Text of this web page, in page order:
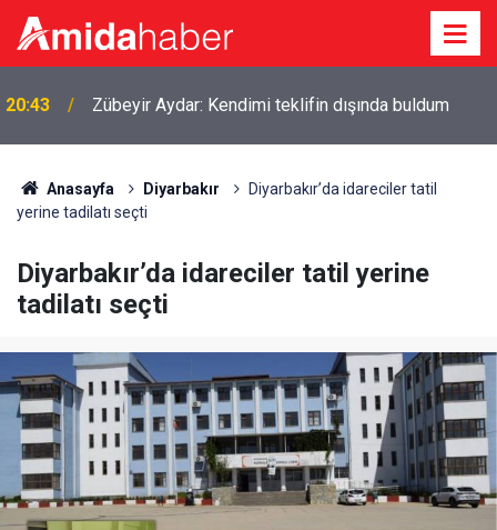
20:43 Zübeyir Aydar: Kendimi teklifin dışında buldum
Anasayfa Diyarbakır
Diyarbakır’da idareciler tatil
yerine tadilatı seçti
Diyarbakır’da idareciler tatil yerine
tadilatı seçti